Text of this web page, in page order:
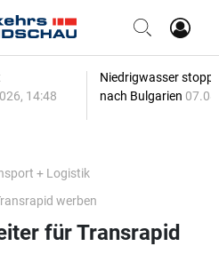
14:48
Niedrigwasser
nach Bulgarien
+ Logistik
werben
für Transrapid